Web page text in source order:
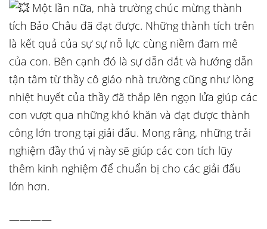
Một lần nữa, nhà trường chúc mừng thành
tích Bảo Châu đã đạt được. Những thành tích trên
là kết quả của sự sự nỗ lực cùng niềm đam mê
của con. Bên cạnh đó là sự dẫn dắt và hướng dẫn
tận tâm từ thầy cô giáo nhà trường cũng như lòng
nhiệt huyết của thầy đã thắp lên ngọn lửa giúp các
con vượt qua những khó khăn và đạt được thành
công lớn trong tại giải đấu. Mong rằng, những trải
nghiệm đầy thú vị này sẽ giúp các con tích lũy
thêm kinh nghiệm để chuẩn bị cho các giải đấu
lớn hơn.
————